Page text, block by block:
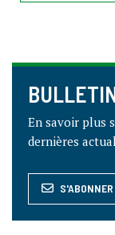
En savoir plus
dernières
S'ABONNER